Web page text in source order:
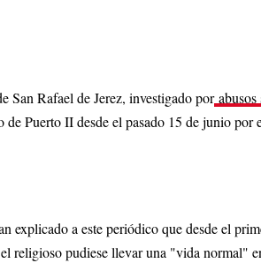
San Rafael de Jerez, investigado porabusos
de Puerto II desde el pasado 15 de junio por
explicado a este periódico que desde el
religioso pudiese llevar una "vida normal"